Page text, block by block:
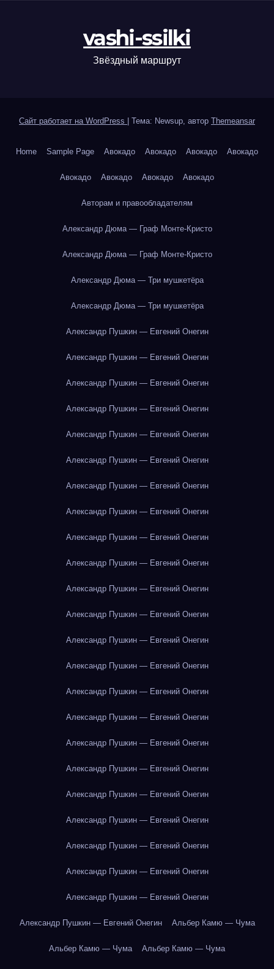
vashi-ssilki
Звёздный маршрут
Сайт работает на WordPress Тема: Newsup, автор Themeansar
Home Sample Page Авокадо Авокадо Авокадо Авокадо
Авокадо Авокадо Авокадо Авокадо
Авторам и правообладателям
Александр Дюма — Граф Монте-Кристо
Александр Дюма — Граф Монте-Кристо
Александр Дюма — Три мушкетёра
Александр Дюма — Три мушкетёра
Александр Пушкин — Евгений Онегин
Александр Пушкин — Евгений Онегин
Александр Пушкин — Евгений Онегин
Александр Пушкин — Евгений Онегин
Александр Пушкин — Евгений Онегин
Александр Пушкин — Евгений Онегин
Александр Пушкин — Евгений Онегин
Александр Пушкин — Евгений Онегин
Александр Пушкин — Евгений Онегин
Александр Пушкин — Евгений Онегин
Александр Пушкин — Евгений Онегин
Александр Пушкин — Евгений Онегин
Александр Пушкин — Евгений Онегин
Александр Пушкин — Евгений Онегин
Александр Пушкин — Евгений Онегин
Александр Пушкин — Евгений Онегин
Александр Пушкин — Евгений Онегин
Александр Пушкин — Евгений Онегин
Александр Пушкин — Евгений Онегин
Александр Пушкин — Евгений Онегин
Александр Пушкин — Евгений Онегин
Александр Пушкин — Евгений Онегин
Александр Пушкин — Евгений Онегин
Александр Пушкин — Евгений Онегин Альбер Камю — Чума
Альбер Камю — Чума Альбер Камю — Чума